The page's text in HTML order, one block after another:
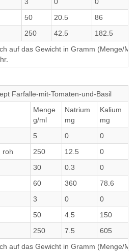
50 20.5 86
250 42.5 182.5
auf das Gewicht in Gramm (Menge/
Farfalle-mit-Tomaten-und-Basil
Menge
g/ml
Natrium
mg
Kalium
mg
5 0 0
roh
250 12.5 0
30 0.3 0
60 360 78.6
3 0 0
50 4.5 150
250 7.5 605
auf das Gewicht in Gramm (Menge/